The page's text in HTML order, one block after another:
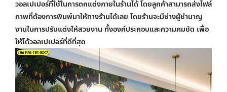
วอลเปเปอร์ที่ใช้ในการตกแต่งภายในร้านได้ โดยลูกค้าสามารถส่งไฟล์
ภาพที่ต้องการพิมพ์มาให้ทางร้านได้เลย โดยร้านจะมีช่างผู้ชำนาญ
งานในการปรับแต่งให้สวยงาน ทั้งองค์ประกอบและความคมชัด เพื่อ
ให้ได้วอลเปเปอร์ที่ดีที่สุด